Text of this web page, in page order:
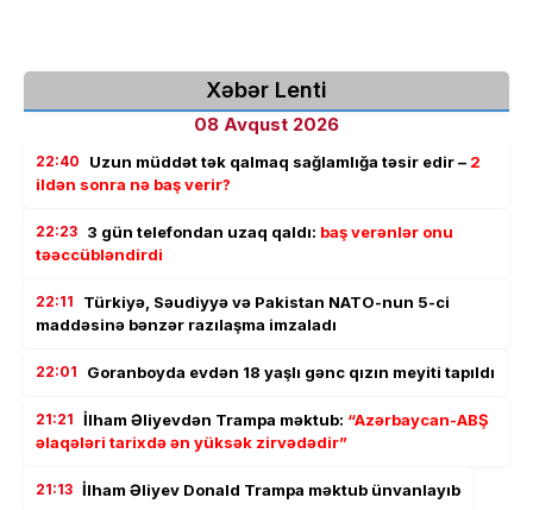
Xəbər Lenti
08 Avqust 2026
22:40 Uzun müddət tək qalmaq sağlamlığa təsir edir – 2
ildən sonra nə baş verir?
22:23 3 gün telefondan uzaq qaldı: baş verənlər onu
təəccübləndirdi
22:11
Türkiyə, Səudiyyə və Pakistan NATO-nun 5-ci
maddəsinə bənzər razılaşma imzaladı
22:01 Goranboyda evdən 18 yaşlı gənc qızın meyiti tapıldı
21:21 İlham Əliyevdən Trampa məktub: “Azərbaycan-ABŞ
əlaqələri tarixdə ən yüksək zirvədədir”
21:13 İlham Əliyev Donald Trampa məktub ünvanlayıb